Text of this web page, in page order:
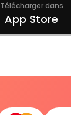
Télécharger dans
App Store